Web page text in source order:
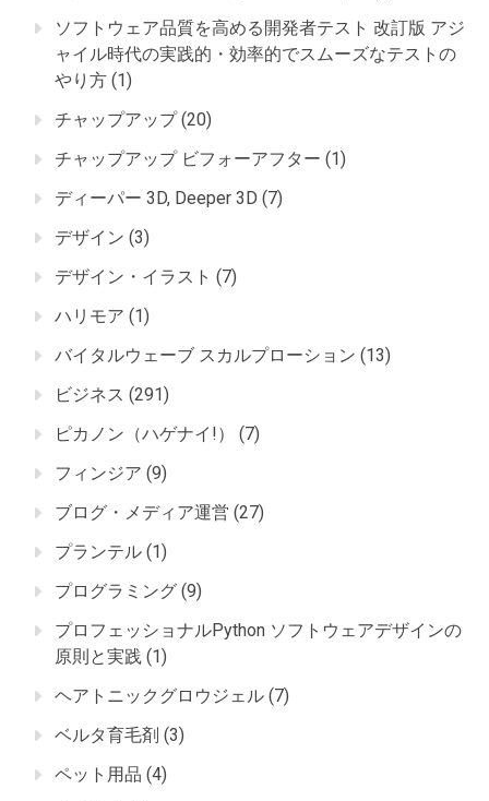
ソフトウェア品質を高める開発者テスト 改訂版 アジ
ャイル時代の実践的・効率的でスムーズなテストの
やり方 (1)
チャップアップ(20)
チャップアップ ビフォーアフター (1)
ディーパー 3D, Deeper 3D (7)
デザイン (3)
デザイン・イラスト (7)
ハリモア (1)
バイタルウェーブ スカルプローション (13)
ビジネス (291)
ピカノン（ハゲナイ!）
(7)
フィンジア (9)
ブログ・メディア運営 (27)
プランテル (1)
プログラミング (9)
プロフェッショナルPython ソフトウェアデザインの
原則と実践 (1)
ヘアトニックグロウジェル (7)
ベルタ育毛剤 (3)
ペット用品 (4)